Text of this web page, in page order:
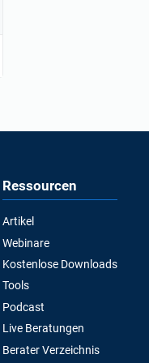
Ressourcen
Artikel
Webinare
Kostenlose Downloads
Tools
Podcast
Live Beratungen
Berater Verzeichnis